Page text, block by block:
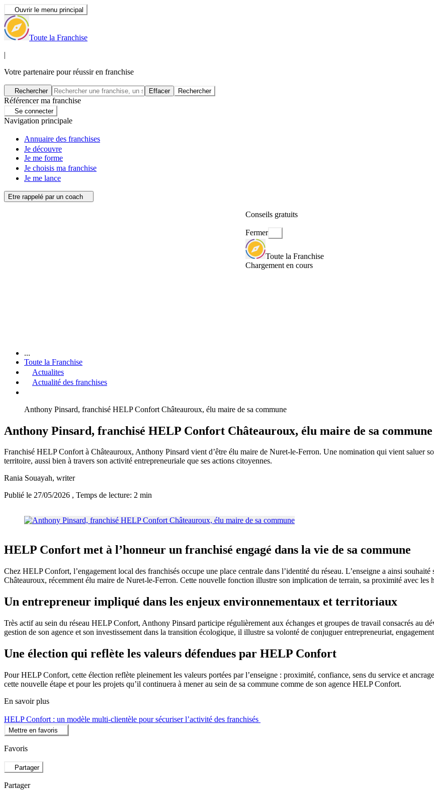
Ouvrir le menu principal
Toute la Franchise
|
Votre partenaire pour réussir en franchise
Rechercher Effacer Rechercher
Référencer ma franchise
Se connecter
Navigation principale
Annuaire des franchises
Je découvre
Je me forme
Je choisis ma franchise
Je me lance
Etre rappelé par un coach
Conseils gratuits
Fermer
Toute la Franchise
Chargement en cours
...
Toute la Franchise
Actualites
Actualité des franchises
Anthony Pinsard, franchisé HELP Confort Châteauroux, élu maire de sa commune
Anthony Pinsard, franchisé HELP Confort Châteauroux, élu maire de sa commune
Franchisé HELP Confort à Châteauroux, Anthony Pinsard vient d’être élu maire de Nuret-le-Ferron. Une nomination qui vient saluer
territoire, aussi bien à travers son activité entrepreneuriale que ses actions citoyennes.
Rania Souayah, writer
Publié le 27/05/2026 , Temps de lecture: 2 min
HELP Confort met à l’honneur un franchisé engagé dans la vie de sa commune
Chez HELP Confort, l’engagement local des franchisés occupe une place centrale dans l’identité du réseau. L’enseigne a ainsi
Châteauroux, récemment élu maire de Nuret-le-Ferron. Cette nouvelle fonction illustre son implication de terrain, sa proximité avec les
Un entrepreneur impliqué dans les enjeux environnementaux et territoriaux
Très actif au sein du réseau HELP Confort, Anthony Pinsard participe régulièrement aux échanges et groupes de travail consacrés au
gestion de son agence et son investissement dans la transition écologique, il illustre sa volonté de conjuguer entrepreneuriat,
Une élection qui reflète les valeurs défendues par HELP Confort
Pour HELP Confort, cette élection reflète pleinement les valeurs portées par l’enseigne : proximité, confiance, sens du service et
cette nouvelle étape et pour les projets qu’il continuera à mener au sein de sa commune comme de son agence HELP Confort.
En savoir plus
HELP Confort : un modèle multi-clientèle pour sécuriser l’activité des franchisés
Mettre en favoris
Favoris
Partager
Partager